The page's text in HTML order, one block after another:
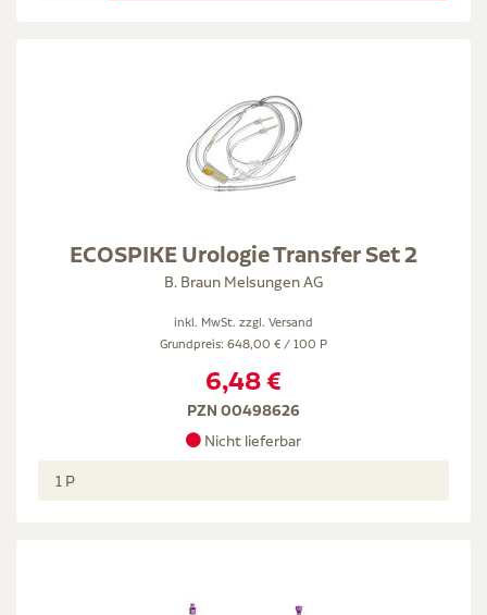
ECOSPIKE Urologie Transfer Set 2
B. Braun Melsungen AG
inkl. MwSt. zzgl. Versand
Grundpreis: 648,00 € / 100 P
6,48 €
PZN 00498626
Nicht lieferbar
1 P